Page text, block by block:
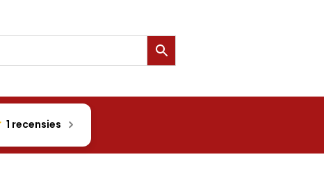
1 recensies